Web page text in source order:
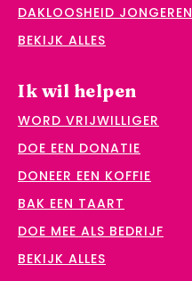
DAKLOOSHEID JONGEREN
BEKIJK ALLES
Ik wil helpen
WORD VRIJWILLIGER
DOE EEN DONATIE
DONEER EEN KOFFIE
BAK EEN TAART
DOE MEE ALS BEDRIJF
BEKIJK ALLES